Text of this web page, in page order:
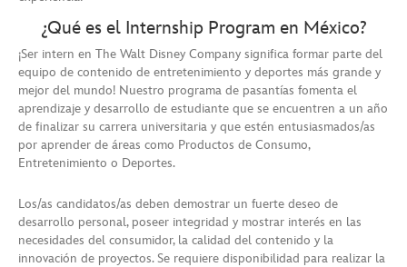
¿Qué es el Internship Program en México?
¡Ser intern en The Walt Disney Company significa formar parte del
equipo de contenido de entretenimiento y deportes más grande y
mejor del mundo! Nuestro programa de pasantías fomenta el
aprendizaje y desarrollo de estudiante que se encuentren a un año
de finalizar su carrera universitaria y que estén entusiasmados/as
por aprender de áreas como Productos de Consumo,
Entretenimiento o Deportes.
Los/as candidatos/as deben demostrar un fuerte deseo de
desarrollo personal, poseer integridad y mostrar interés en las
necesidades del consumidor, la calidad del contenido y la
innovación de proyectos. Se requiere disponibilidad para realizar la